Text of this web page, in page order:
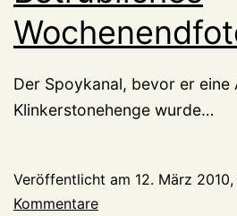
Der Spoykanal, bevor er eine
Klinkerstonehenge wurde…
Veröffentlicht am 12. März
Kommentare